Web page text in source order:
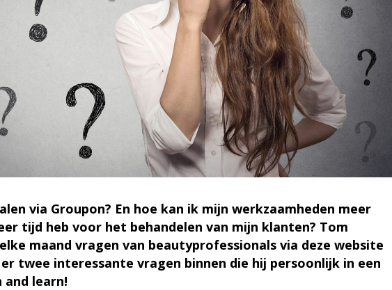
via Groupon? En hoe kan ik mijn werkzaamheden meer
tijd heb voor het behandelen van mijn klanten? Tom
maand vragen van beautyprofessionals via deze website
twee interessante vragen binnen die hij persoonlijk in een
learn!